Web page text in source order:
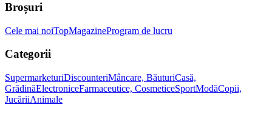
Broșuri
Cele mai noiTopMagazineProgram de lucru
Categorii
SupermarketuriDiscounteriMâncare, BăuturiCasă,
GrădinăElectroniceFarmaceutice, CosmeticeSportModăCopii,
JucăriiAnimale